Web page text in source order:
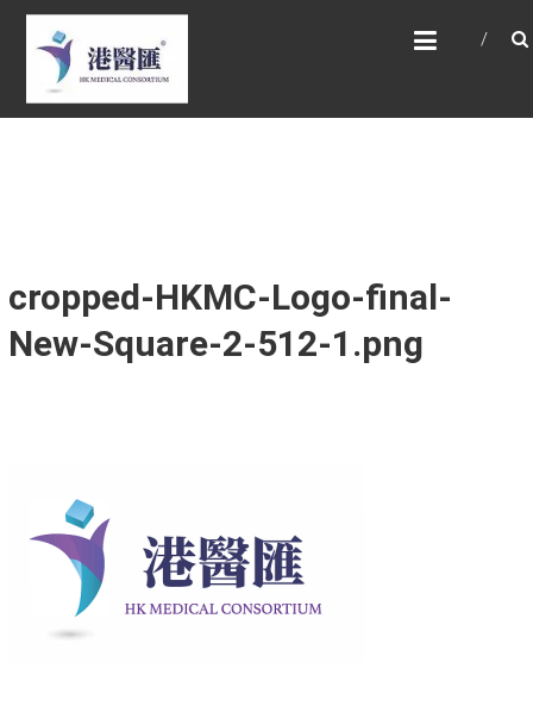
Skip
content
HONG KONG MEDICAL
CONSORTIUM LIMITED 港
醫匯
HEALTH CARE 醫健服務, GENERAL PRACTICE
cropped-HKMC-Logo-final-
New-Square-2-512-1.png